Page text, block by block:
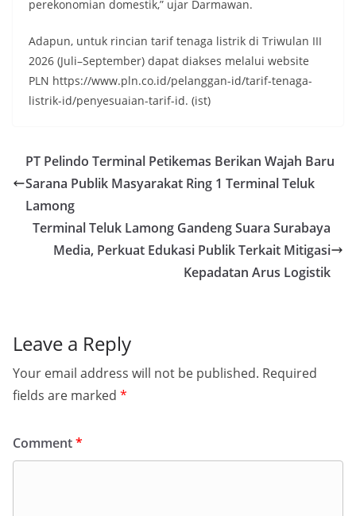
perekonomian domestik,” ujar Darmawan.
Adapun, untuk rincian tarif tenaga listrik di Triwulan III
2026 (Juli–September) dapat diakses melalui website
PLN https://www.pln.co.id/pelanggan-id/tarif-tenaga-
listrik-id/penyesuaian-tarif-id. (ist)
PT Pelindo Terminal Petikemas Berikan Wajah Baru
Sarana Publik Masyarakat Ring 1 Terminal Teluk
Lamong
Terminal Teluk Lamong Gandeng Suara Surabaya
Media, Perkuat Edukasi Publik Terkait Mitigasi
Kepadatan Arus Logistik
Leave a Reply
Your email address will not be published. Required
fields are marked *
Comment*